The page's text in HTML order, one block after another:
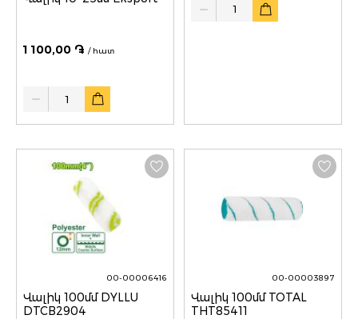
1 100,00 ֏ / հատ
Quantity
00-00006416
Վալիկ 100մմ DYLLU
DTCB2904
00-00003897
Վալիկ 100մմ TOTAL
THT85411